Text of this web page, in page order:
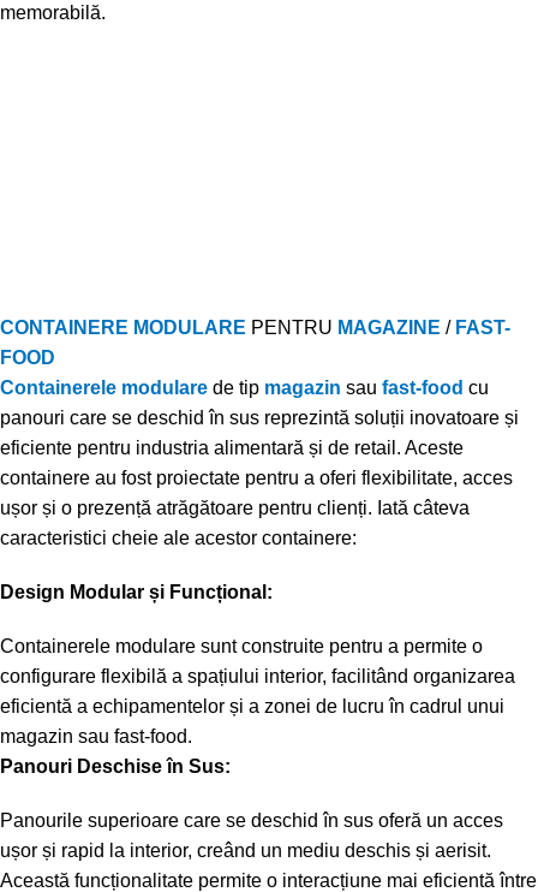
memorabilă.
CONTAINERE MODULARE PENTRU MAGAZINE / FAST-
FOOD
Containerele modulare de tip magazin sau fast-food cu
panouri care se deschid în sus reprezintă soluții inovatoare și
eficiente pentru industria alimentară și de retail. Aceste
containere au fost proiectate pentru a oferi flexibilitate, acces
ușor și o prezență atrăgătoare pentru clienți. Iată câteva
caracteristici cheie ale acestor containere:
Design Modular și Funcțional:
Containerele modulare sunt construite pentru a permite o
configurare flexibilă a spațiului interior, facilitând organizarea
eficientă a echipamentelor și a zonei de lucru în cadrul unui
magazin sau fast-food.
Panouri Deschise în Sus:
Panourile superioare care se deschid în sus oferă un acces
ușor și rapid la interior, creând un mediu deschis și aerisit.
Această funcționalitate permite o interacțiune mai eficientă între